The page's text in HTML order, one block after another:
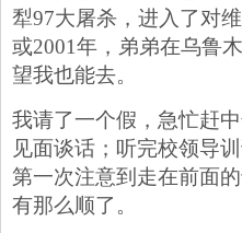
犁97大屠杀，进入了对
或2001年，弟弟在乌鲁
望我也能去。
我请了一个假，急忙赶
见面谈话；听完校领导
第一次注意到走在前面
有那么顺了。